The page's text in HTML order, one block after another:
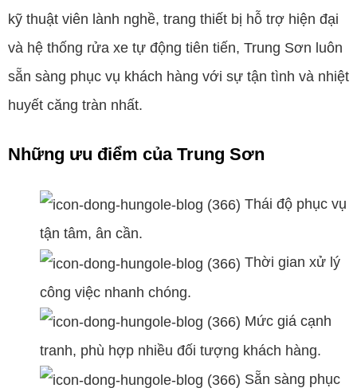
kỹ thuật viên lành nghề, trang thiết bị hỗ trợ hiện đại
và hệ thống rửa xe tự động tiên tiến, Trung Sơn luôn
sẵn sàng phục vụ khách hàng với sự tận tình và nhiệt
huyết căng tràn nhất.
Những ưu điểm của Trung Sơn
Thái độ phục vụ
tận tâm, ân cần.
Thời gian xử lý
công việc nhanh chóng.
Mức giá cạnh
tranh, phù hợp nhiều đối tượng khách hàng.
Sẵn sàng phục